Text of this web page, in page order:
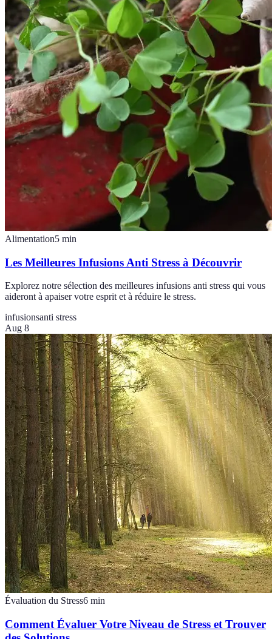
Alimentation5 min
Les Meilleures Infusions Anti Stress à Découvrir
Explorez notre sélection des meilleures infusions anti stress qui vous
aideront à apaiser votre esprit et à réduire le stress.
infusionsanti stress
Aug 8
Évaluation du Stress6 min
Comment Évaluer Votre Niveau de Stress et Trouver